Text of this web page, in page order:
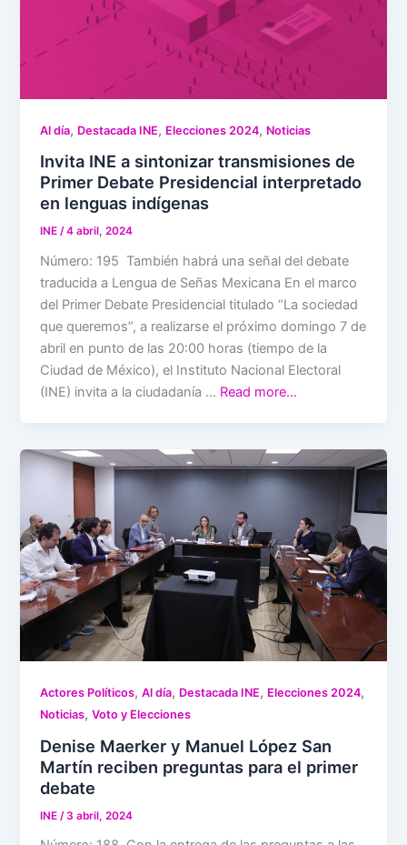
Al día, Destacada INE, Elecciones 2024, Noticias
Invita INE a sintonizar transmisiones de
Primer Debate Presidencial interpretado
en lenguas indígenas
INE/4 abril, 2024
Número: 195 También habrá una señal del debate
traducida a Lengua de Señas Mexicana En el marco
del Primer Debate Presidencial titulado “La sociedad
que queremos”, a realizarse el próximo domingo 7 de
abril en punto de las 20:00 horas (tiempo de la
Ciudad de México), el Instituto Nacional Electoral
(INE) invita a la ciudadanía … Read more…
Actores Políticos,Al día, Destacada INE, Elecciones 2024,
Noticias,Voto y Elecciones
Denise Maerker y Manuel López San
Martín reciben preguntas para el primer
debate
INE /3 abril, 2024